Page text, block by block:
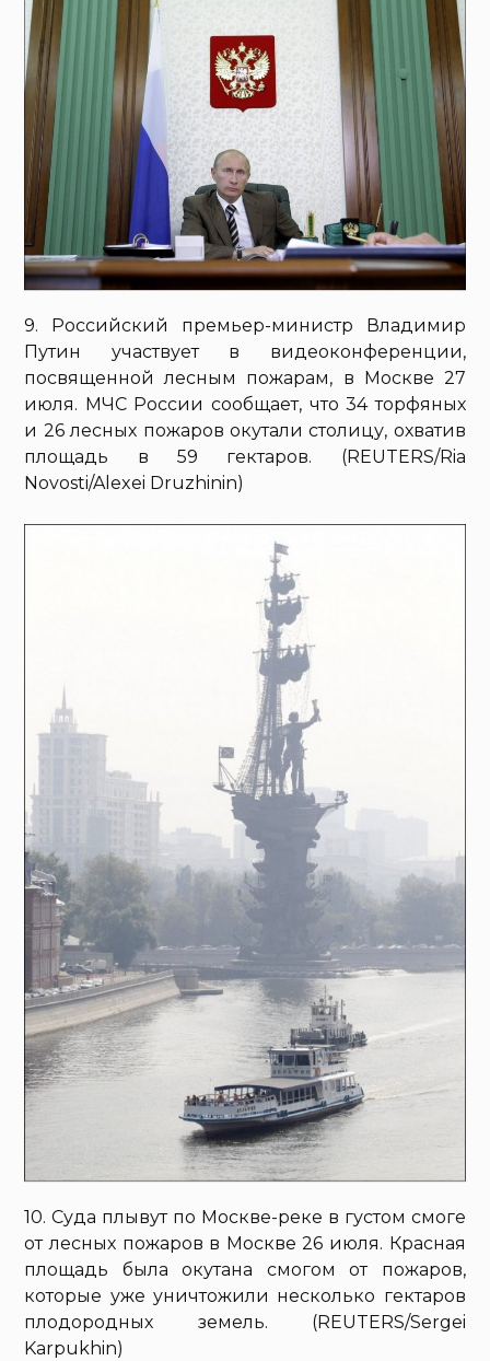
9. Российский премьер-министр Владимир
Путин участвует в видеоконференции,
посвященной лесным пожарам, в Москве 27
июля. МЧС России сообщает, что 34 торфяных
и 26 лесных пожаров окутали столицу, охватив
площадь в 59 гектаров. (REUTERS/Ria
Novosti/Alexei Druzhinin)
10. Суда плывут по Москве-реке в густом смоге
от лесных пожаров в Москве 26 июля. Красная
площадь была окутана смогом от пожаров,
которые уже уничтожили несколько гектаров
плодородных земель. (REUTERS/Sergei
Karpukhin)